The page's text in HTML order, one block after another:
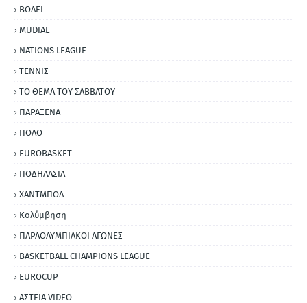
ΒΟΛΕΪ
MUDIAL
NATIONS LEAGUE
ΤΕΝΝΙΣ
ΤΟ ΘΕΜΑ ΤΟΥ ΣΑΒΒΑΤΟΥ
ΠΑΡΑΞΕΝΑ
ΠΟΛΟ
EUROBASKET
ΠΟΔΗΛΑΣΙΑ
ΧΑΝΤΜΠΟΛ
Κολύμβηση
ΠΑΡΑΟΛΥΜΠΙΑΚΟΙ ΑΓΩΝΕΣ
BASKETBALL CHAMPIONS LEAGUE
EUROCUP
ΑΣΤΕΙΑ VIDEO